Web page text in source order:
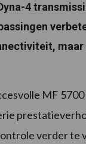
4
MF
verder